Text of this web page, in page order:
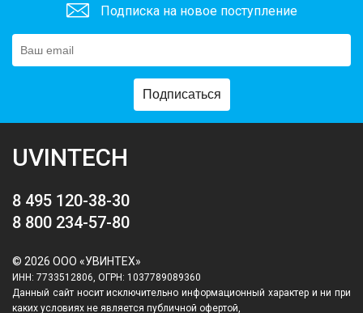
Подписка на новое поступление
Подписаться
UVINTECH
8 495 120-38-30
8 800 234-57-80
© 2026 ООО «УВИНТЕХ»
ИНН: 7733512806, ОГРН: 1037789089360
Данный сайт носит исключительно информационный характер и ни при
каких условиях не является публичной офертой,